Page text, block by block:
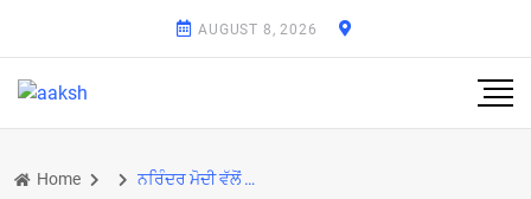
AUGUST 8, 2026
Home ਨਰਿੰਦਰ ਮੋਦੀ ਵੱਲੋਂ ਹੁਸ਼ਿਆਰਪੁਰ ਵਿੱਚ ਚੋਣ ਰੈਲੀ 30 ਨੂੰ